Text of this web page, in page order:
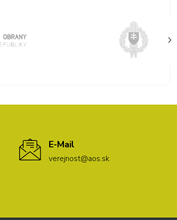
E-Mail
verejnost@aos.sk